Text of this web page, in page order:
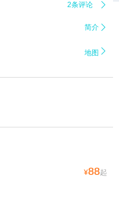
2条评论 
简介 
地图 
¥88起